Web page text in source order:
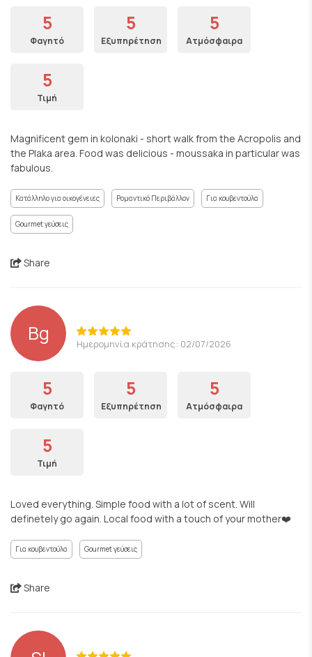
5
Φαγητό
5
Εξυπηρέτηση
5
Ατμόσφαιρα
5
Τιμή
Magnificent gem in kolonaki - short walk from the Acropolis and
the Plaka area. Food was delicious - moussaka in particular was
fabulous.
Κατάλληλο για οικογένειες Ρομαντικό Περιβάλλον Για κουβεντούλα
Gourmet γεύσεις
Share
Bg Ημερομηνία κράτησης: 02/07/2026
5
Φαγητό
5
Εξυπηρέτηση
5
Ατμόσφαιρα
5
Τιμή
Loved everything. Simple food with a lot of scent. Will
definetely go again. Local food with a touch of your mother❤️
Για κουβεντούλα Gourmet γεύσεις
Share